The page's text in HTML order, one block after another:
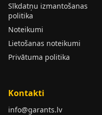
Sīkdatņu izmantošanas
politika
Noteikumi
Lietošanas noteikumi
Privātuma politika
Kontakti
info@garants.lv